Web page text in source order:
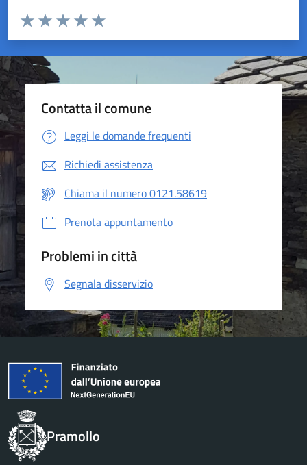
Valuta da 1 a 5 stelle la pagina
Valuta 5 stelle su 5
Valuta 4 stelle su 5
Valuta 3 stelle su 5
Valuta 2 stelle su 5
Valuta 1 stelle su 5
Contatta il comune
Leggi le domande frequenti
Richiedi assistenza
Chiama il numero 0121.58619
Prenota appuntamento
Problemi in città
Segnala disservizio
Pramollo